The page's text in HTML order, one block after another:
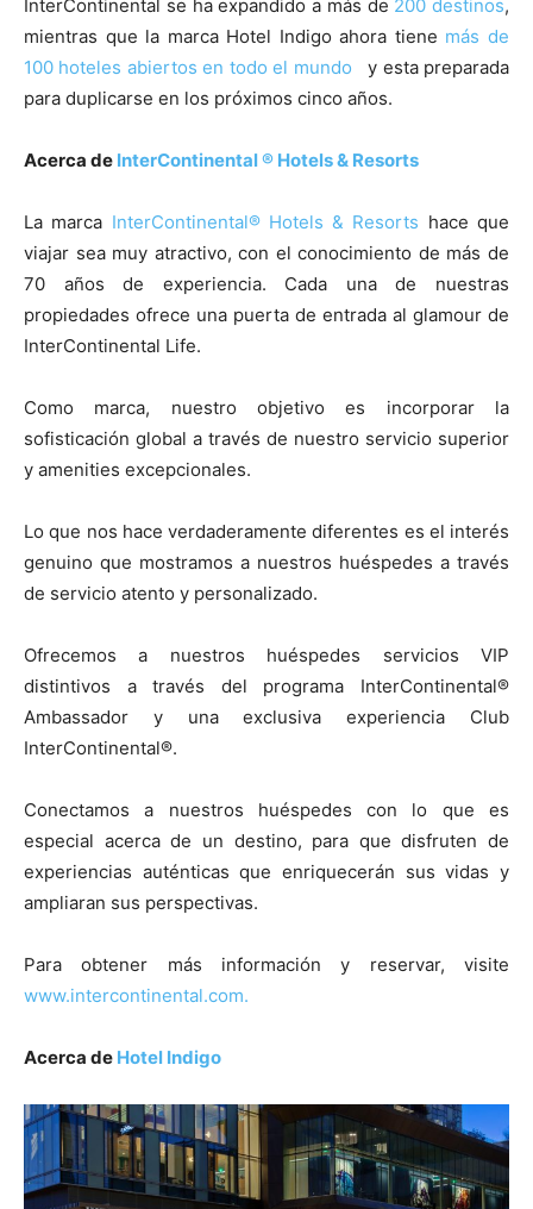
InterContinental se ha expandido a más de 200 destinos,
mientras que la marca Hotel Indigo ahora tiene más de
100 hoteles abiertos en todo el mundo
y esta preparada
para duplicarse en los próximos cinco años.
Acerca de InterContinental ® Hotels & Resorts
La marca InterContinental® Hotels & Resorts hace que
viajar sea muy atractivo, con el conocimiento de más de
70 años de experiencia. Cada una de nuestras
propiedades ofrece una puerta de entrada al glamour de
InterContinental Life.
Como marca, nuestro objetivo es incorporar la
sofisticación global a través de nuestro servicio superior
y amenities excepcionales.
Lo que nos hace verdaderamente diferentes es el interés
genuino que mostramos a nuestros huéspedes a través
de servicio atento y personalizado.
Ofrecemos a nuestros huéspedes servicios VIP
distintivos a través del programa InterContinental®
Ambassador y una exclusiva experiencia Club
InterContinental®.
Conectamos a nuestros huéspedes con lo que es
especial acerca de un destino, para que disfruten de
experiencias auténticas que enriquecerán sus vidas y
ampliaran sus perspectivas.
Para obtener más información y reservar, visite
www.intercontinental.com.
Acerca de Hotel Indigo